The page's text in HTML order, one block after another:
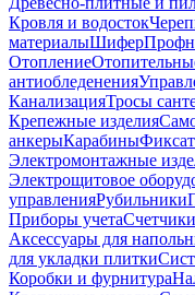
Кровля и водосток
материалыШифер
Отопление
антиобледенения
КанализацияТросы
Крепежные изделия
анкерыКарабины
Электромонтажные
Электрощитовое
управленияРубильники
Приборы учетаСчетчики
Аксессуары для
для укладки плитки
Коробки и фурнитура